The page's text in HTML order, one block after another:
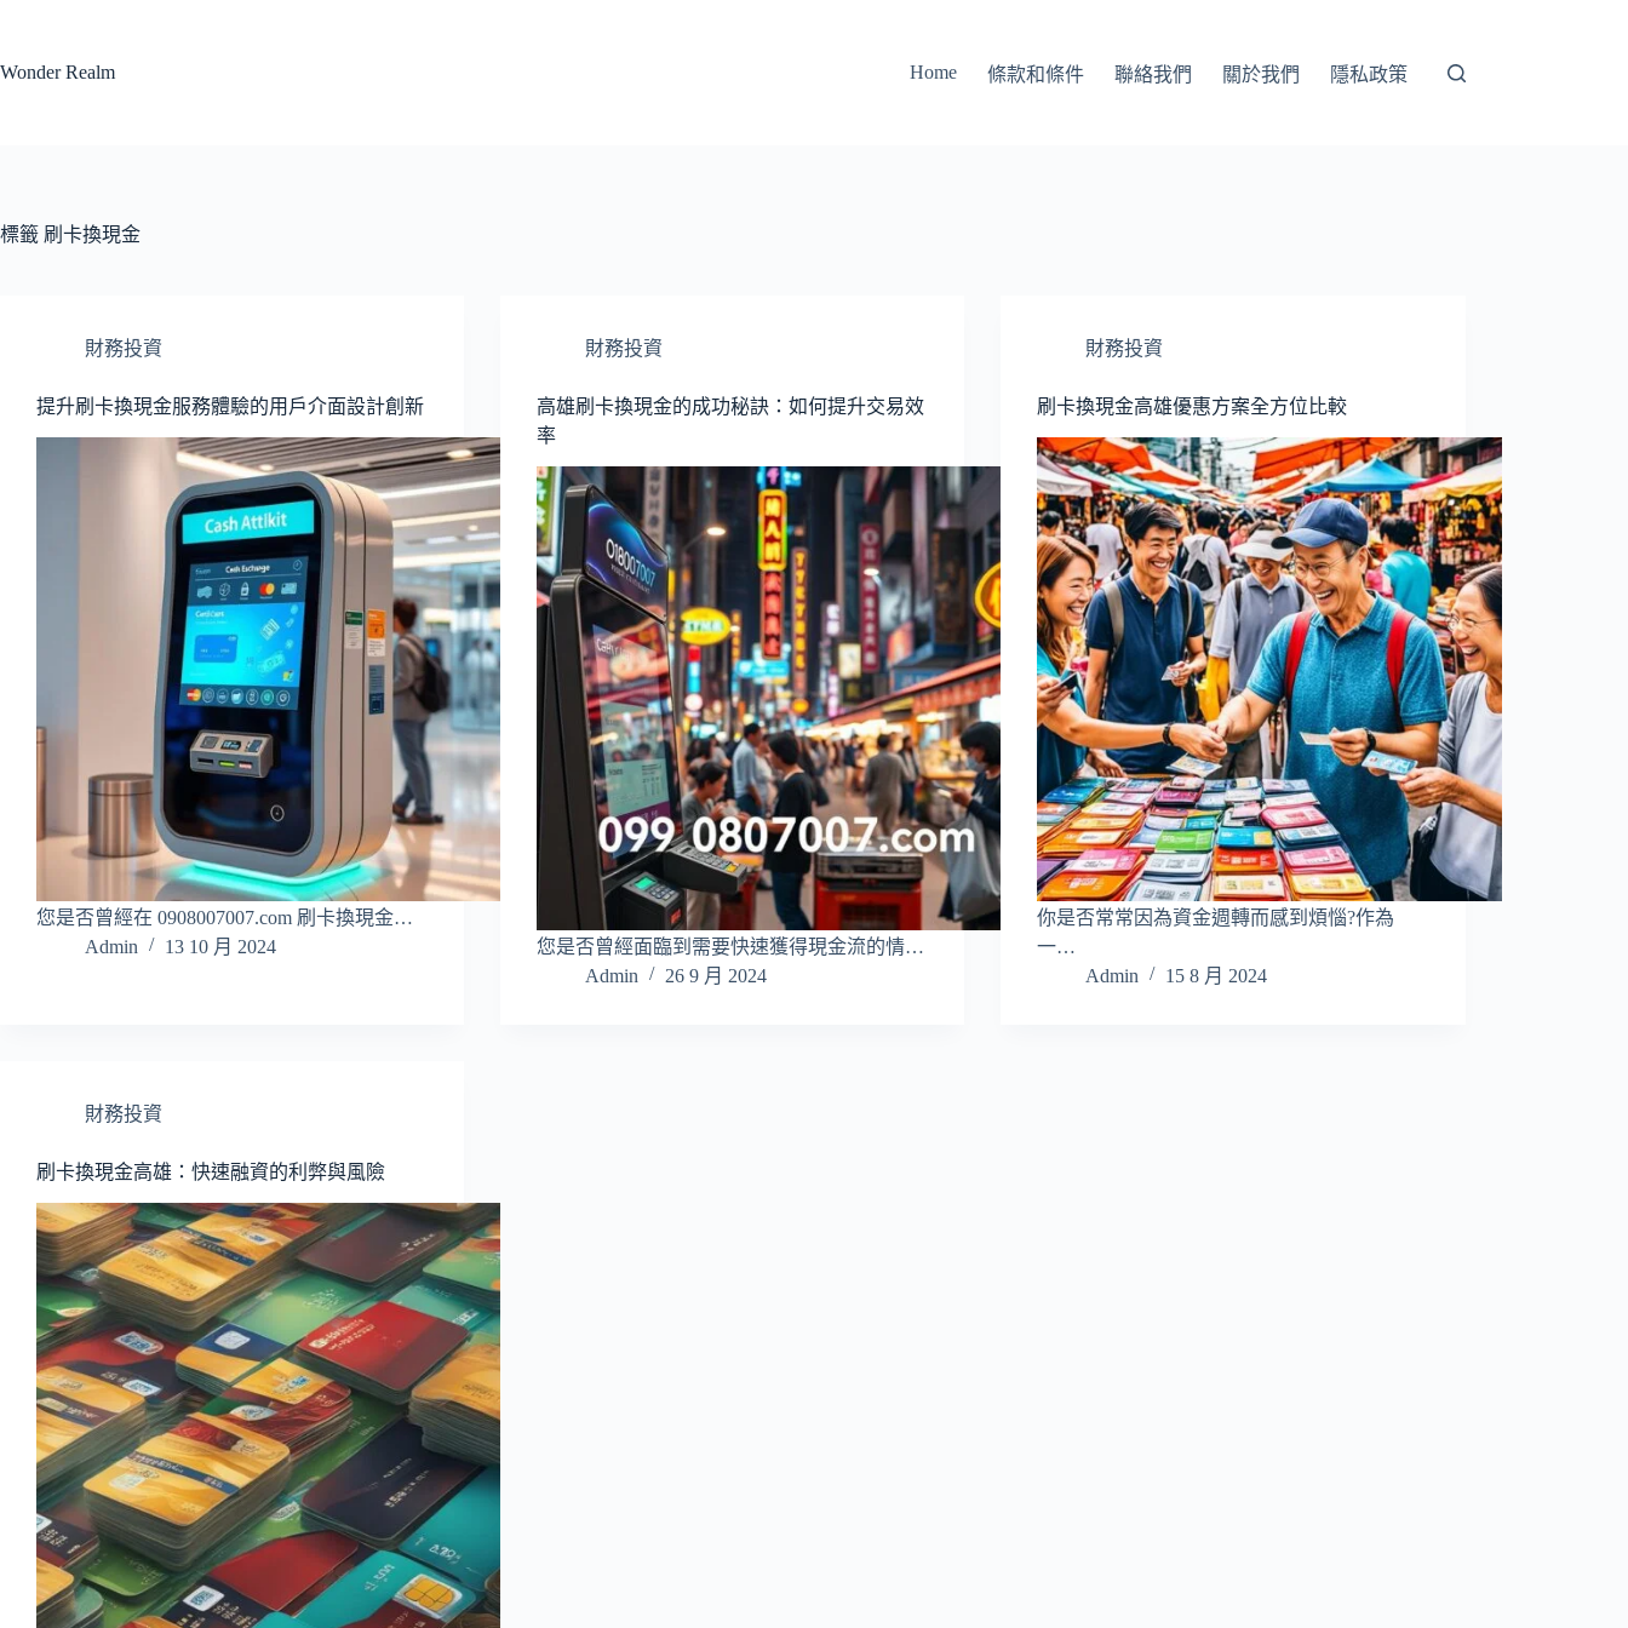
主
Wonder Realm Home 條款和條件 聯絡我們 關於我們 隱私政策
標籤 刷卡換現金
財務投資
提升刷卡換現金服務體驗的用戶介面設計創新
您是否曾經在 0908007007.com 刷卡換現金…
Admin
13 10 月 2024
財務投資
高雄刷卡換現金的成功秘訣：如何提升交易效
率
您是否曾經面臨到需要快速獲得現金流的情…
Admin
26 9 月 2024
財務投資
刷卡換現金高雄優惠方案全方位比較
你是否常常因為資金週轉而感到煩惱?作為
一…
Admin
15 8 月 2024
財務投資
刷卡換現金高雄：快速融資的利弊與風險